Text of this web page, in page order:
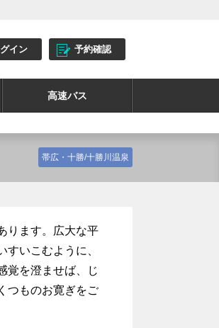
イン 予約確認
高速バス
帯広・十勝/十勝川温泉
ります。広大な平
いこむように、
覚を澄ませば、じ
つものお寛ぎをご